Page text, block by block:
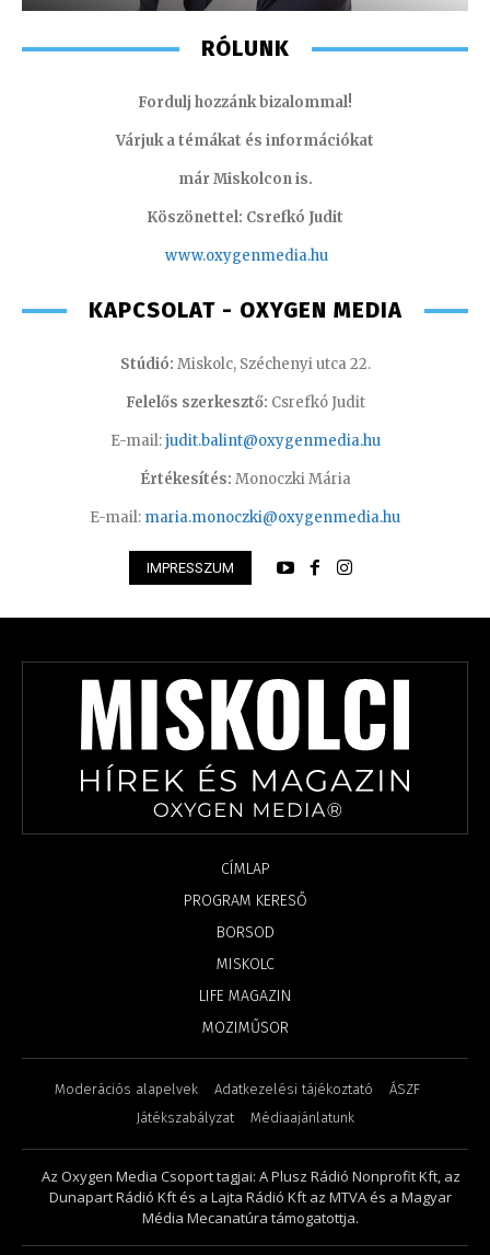
RÓLUNK
Fordulj hozzánk bizalommal!
Várjuk a témákat és információkat
már Miskolcon is.
Köszönettel: Csrefkó Judit
www.oxygenmedia.hu
KAPCSOLAT - OXYGEN MEDIA
Stúdió: Miskolc, Széchenyi utca 22.
Felelős szerkesztő: Csrefkó Judit
E-mail:judit.balint@oxygenmedia.hu
Értékesítés: Monoczki Mária
E-mail: maria.monoczki@oxygenmedia.hu
IMPRESSZUM
CÍMLAP
PROGRAM KERESŐ
BORSOD
MISKOLC
LIFE MAGAZIN
MOZIMŰSOR
Moderációs alapelvek Adatkezelési tájékoztató
ÁSZF
Játékszabályzat
Médiaajánlatunk
Az Oxygen Media Csoport tagjai: A Plusz Rádió Nonprofit Kft, az
Dunapart Rádió Kft és a Lajta Rádió Kft az MTVA és a Magyar
Média Mecanatúra támogatottja.